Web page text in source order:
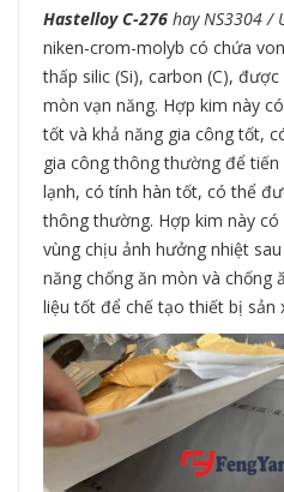
Hastelloy C-276 hay NS3304 /
niken-crom-molyb có chứa
thấp silic (Si), carbon (C),
mòn vạn năng. Hợp kim này
tốt và khả năng gia công tốt,
gia công thông thường để
lạnh, có tính hàn tốt, có thể
thông thường. Hợp kim này
vùng chịu ảnh hưởng nhiệt
năng chống ăn mòn và chống
liệu tốt để chế tạo thiết bị sản